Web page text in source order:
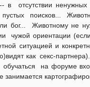
в отсутствии ненужных
пустых поисков...
бог... Животному не
чужой ориентации
ситуацией и
как секс-
на форуме
занимается